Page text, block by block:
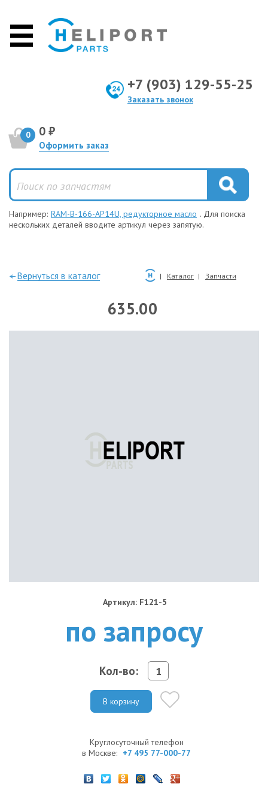
+7 (903) 129-55-25
Заказать звонок
0 0 ₽
Оформить заказ
Например: RAM-B-166-AP14U, редукторное масло . Для поиска
нескольких деталей вводите артикул через запятую.
—Вернуться в каталог Каталог Запчасти
635.00
Артикул: F121-5
по запросу
Кол-во:
В корзину
Круглосуточный телефон
в Москве: +7 495 77-000-77